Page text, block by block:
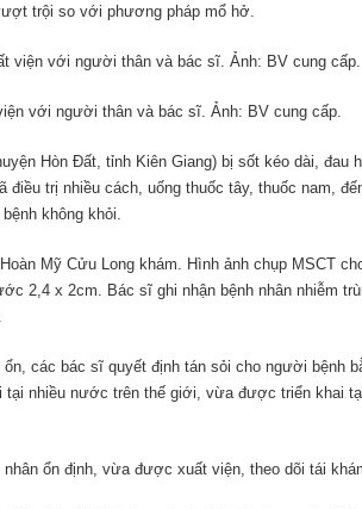
trội so với phương pháp mổ hở.
với người thân và bác sĩ. Ảnh: BV cung cấp.
Hòn Đất, tỉnh Kiên Giang) bị sốt kéo dài, đau
điều trị nhiều cách, uống thuốc tây, thuốc nam,
không khỏi.
Mỹ Cửu Long khám. Hình ảnh chụp MSCT
2,4 x 2cm. Bác sĩ ghi nhận bệnh nhân nhiễm
các bác sĩ quyết định tán sỏi cho người bệnh
tại nhiều nước trên thế giới, vừa được triển khai
ổn định, vừa được xuất viện, theo dõi tái